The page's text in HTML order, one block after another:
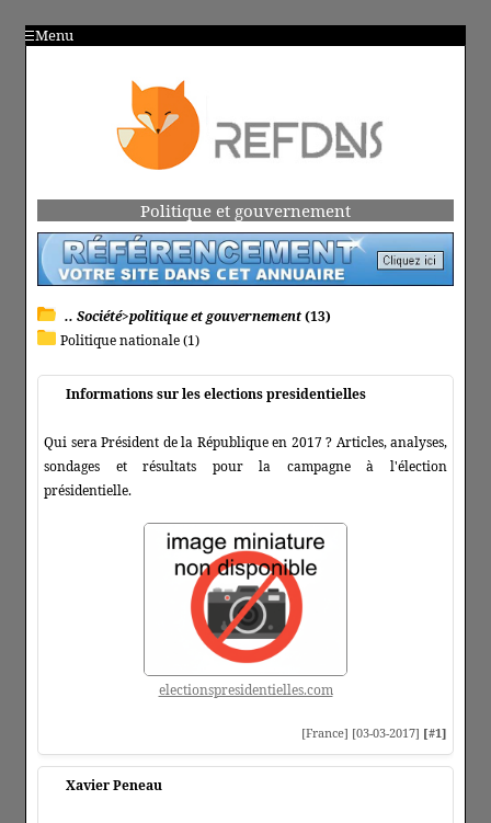
Menu
Politique et gouvernement
.. Société>politique et gouvernement(13)
Politique nationale (1)
Informations sur les elections presidentielles
Qui sera Président de la République en 2017 ? Articles, analyses,
sondages et résultats pour la campagne à l'élection
présidentielle.
electionspresidentielles.com
[France] [03-03-2017] [#1]
Xavier Peneau